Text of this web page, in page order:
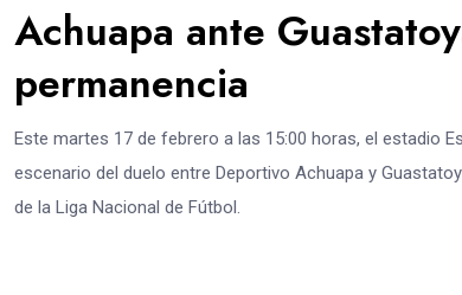
Achuapa ante
permanencia
Este martes 17 de febrero a las 15:00 horas, el estadio
escenario del duelo entre Deportivo Achuapa y
de la Liga Nacional de Fútbol.